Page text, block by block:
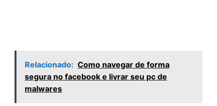
Relacionado: Como navegar de forma
segura no facebook e livrar seu pc de
malwares